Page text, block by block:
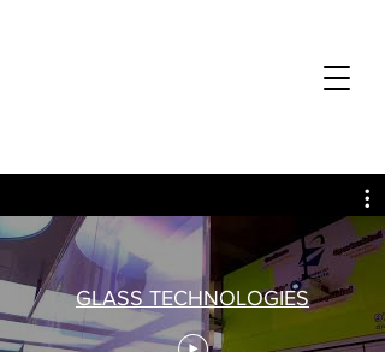
GLASS TECHNOLOGIES